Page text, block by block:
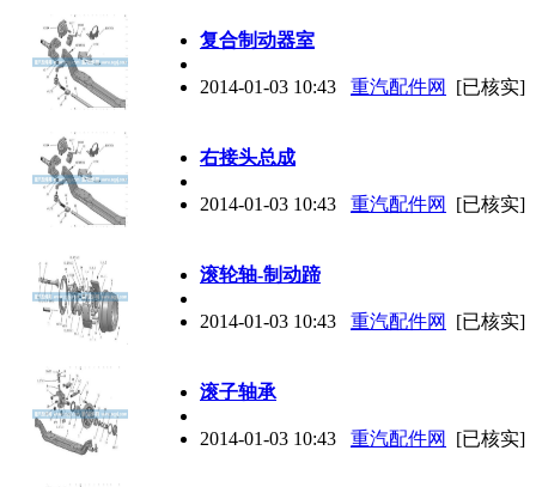
复合制动器室
2014-01-03 10:43 重汽配件网 [已核实]
右接头总成
2014-01-03 10:43 重汽配件网 [已核实]
滚轮轴-制动蹄
2014-01-03 10:43 重汽配件网 [已核实]
滚子轴承
2014-01-03 10:43 重汽配件网 [已核实]